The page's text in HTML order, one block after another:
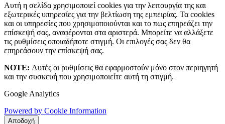
Αυτή η σελίδα χρησιμοποιεί cookies για την λειτουργία της και
εξωτερικές υπηρεσίες για την βελτίωση της εμπειρίας. Τα cookies
και οι υπηρεσίες που χρησιμοποιούνται και το πως επηρεάζει την
επίσκεψή σας, αναφέρονται στα αριστερά. Μπορείτε να αλλάξετε
τις ρυθμίσεις οποιαδήποτε στιγμή. Οι επιλογές σας δεν θα
επηρεάσουν την επίσκεψή σας.
NOTE: Αυτές οι ρυθμίσεις θα εφαρμοστούν μόνο στον περιηγητή
και την συσκευή που χρησιμοποιείτε αυτή τη στιγμή.
Google Analytics
Powered by Cookie Information
Αποδοχή